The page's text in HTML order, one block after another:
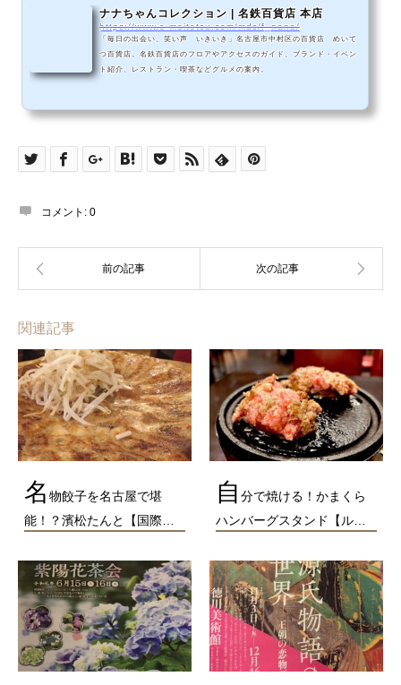
ナナちゃんコレクション | 名鉄百貨店 本店
https://www.e-meitetsu.com/mds/f_nana/
「毎日の出会い、笑い声 いきいき」名古屋市中村区の百貨店 めいて
つ百貨店。名鉄百貨店のフロアやアクセスのガイド、ブランド・イベン
ト紹介、レストラン・喫茶などグルメの案内。
コメント: 0
関連記事
名 物餃子を名古屋で堪
能！？濱松たんと【国際…
自 分で焼ける！かまくら
ハンバーグスタンド【ル…